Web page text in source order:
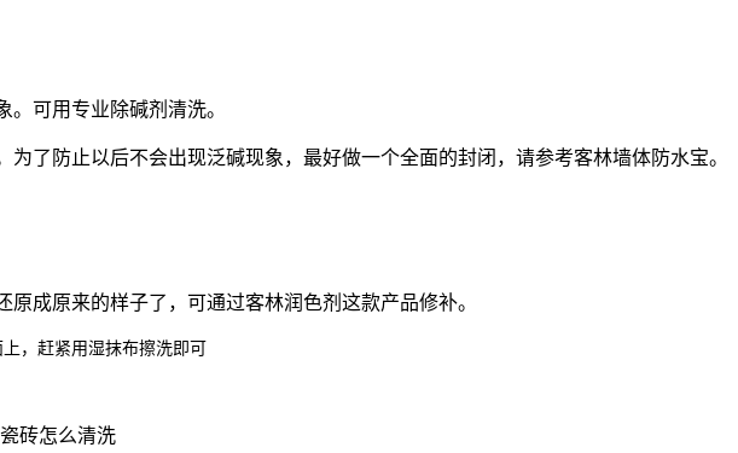
可用专业除碱剂清洗。
防止以后不会出现泛碱现象，最好做一个全面的封闭，请参考客林墙体防水宝。
成原来的样子了，可通过客林润色剂这款产品修补。
，赶紧用湿抹布擦洗即可
砖怎么清洗